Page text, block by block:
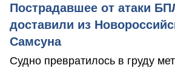
Пострадавшее от атаки
доставили из
Самсуна
Судно превратилось в груду